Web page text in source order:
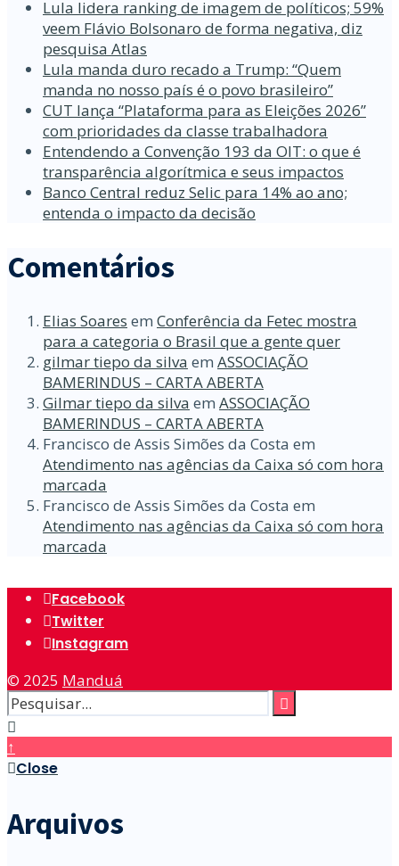
Lula lidera ranking de imagem de políticos; 59%
veem Flávio Bolsonaro de forma negativa, diz
pesquisa Atlas
Lula manda duro recado a Trump: “Quem
manda no nosso país é o povo brasileiro”
CUT lança “Plataforma para as Eleições 2026”
com prioridades da classe trabalhadora
Entendendo a Convenção 193 da OIT: o que é
transparência algorítmica e seus impactos
Banco Central reduz Selic para 14% ao ano;
entenda o impacto da decisão
Comentários
Elias Soares em Conferência da Fetec mostra
para a categoria o Brasil que a gente quer
gilmar tiepo da silva em ASSOCIAÇÃO
BAMERINDUS – CARTA ABERTA
Gilmar tiepo da silva em ASSOCIAÇÃO
BAMERINDUS – CARTA ABERTA
Francisco de Assis Simões da Costa em
Atendimento nas agências da Caixa só com hora
marcada
Francisco de Assis Simões da Costa em
Atendimento nas agências da Caixa só com hora
marcada
Facebook
Twitter
Instagram
© 2025 Manduá
↑
Close
Arquivos